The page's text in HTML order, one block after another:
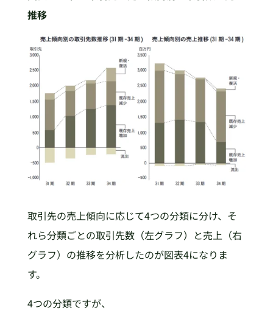
推移
取引先の売上傾向に応じて4つの分類に分け、そ
れら分類ごとの取引先数（左グラフ）と売上（右
グラフ）の推移を分析したのが図表4になりま
す。
4つの分類ですが、